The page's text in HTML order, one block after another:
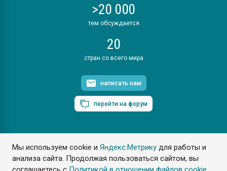
Мы используем cookie иЯндекс.Метрику для работы и
анализа сайта. Продолжая пользоваться сайтом, вы
>20 000
тем обсуждается
20
стран со всего мира
написать нам
перейти на форум
ПластЭксперт © 2006. Все права защищены
Разрешается копирование материалов сайта с обязательной
ссылкой на www.e-plastic.ru